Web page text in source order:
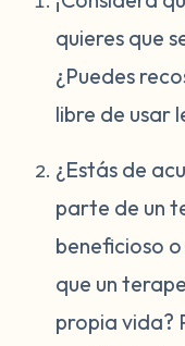
quieres que
¿Puedes
libre de usar
¿Estás de
parte de un
beneficioso
que un
propia vida?